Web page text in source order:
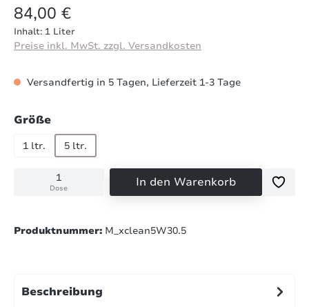
Regulärer Preis:
84,00 €
Inhalt: 1 Liter
Preise inkl. MwSt. zzgl. Versandkosten
Versandfertig in 5 Tagen, Lieferzeit 1-3 Tage
Größeauswählen
1 ltr. 5 ltr.
Dose In den Warenkorb
Produktnummer: M_xclean5W30.5
Beschreibung